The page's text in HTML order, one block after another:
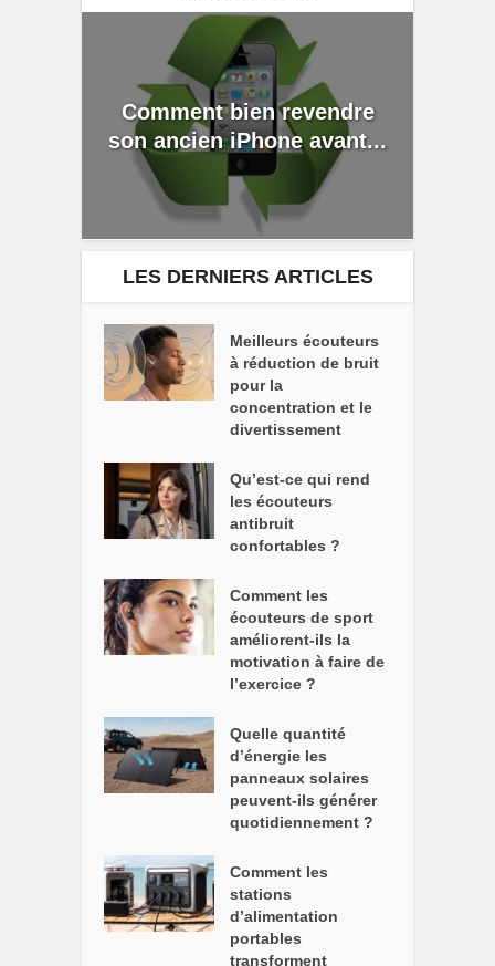
Comment bien revendre
son ancien iPhone avant...
LES DERNIERS ARTICLES
Meilleurs écouteurs
à réduction de bruit
pour la
concentration et le
divertissement
Qu’est-ce qui rend
les écouteurs
antibruit
confortables ?
Comment les
écouteurs de sport
améliorent-ils la
motivation à faire de
l’exercice ?
Quelle quantité
d’énergie les
panneaux solaires
peuvent-ils générer
quotidiennement ?
Comment les
stations
d’alimentation
portables
transforment